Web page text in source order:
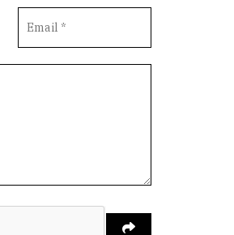
ОбластПлевен
Красив Плевен
инфраструктура